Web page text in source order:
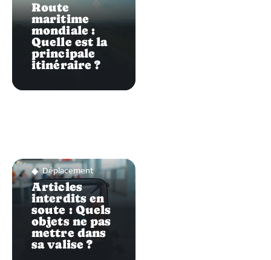
Route
maritime
mondiale :
Quelle est la
principale
itinéraire ?
Déplacement
Articles
interdits en
soute : Quels
objets ne pas
mettre dans
sa valise ?